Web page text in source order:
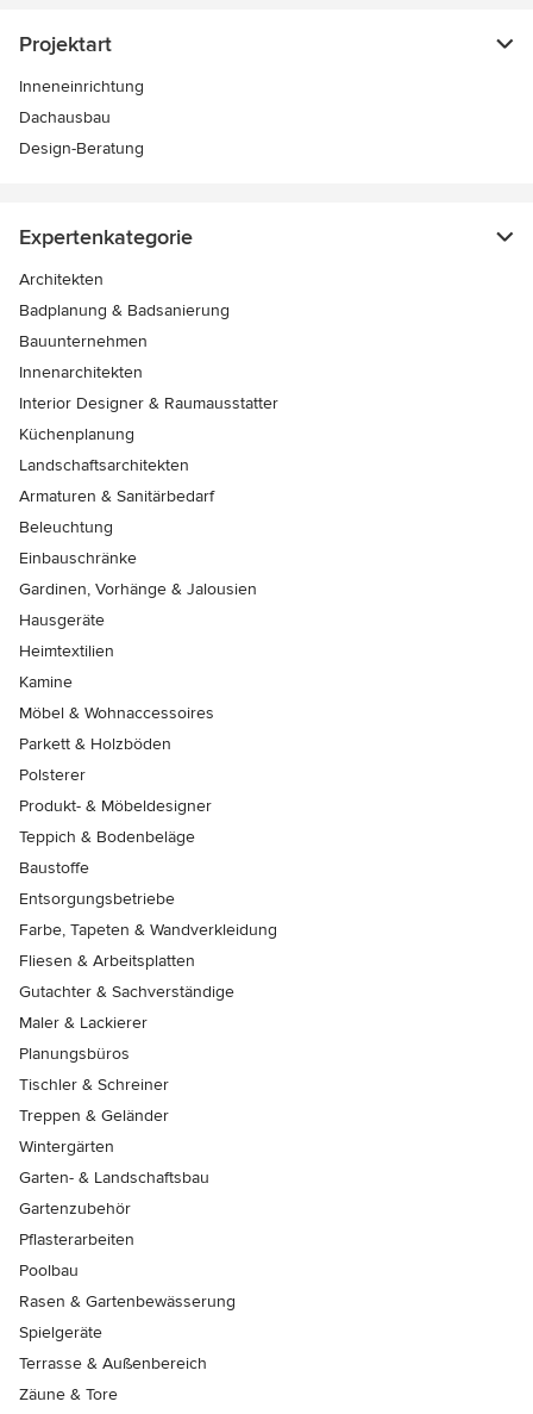
Projektart
Inneneinrichtung
Dachausbau
Design-Beratung
Expertenkategorie
Architekten
Badplanung & Badsanierung
Bauunternehmen
Innenarchitekten
Interior Designer & Raumausstatter
Küchenplanung
Landschaftsarchitekten
Armaturen & Sanitärbedarf
Beleuchtung
Einbauschränke
Gardinen, Vorhänge & Jalousien
Hausgeräte
Heimtextilien
Kamine
Möbel & Wohnaccessoires
Parkett & Holzböden
Polsterer
Produkt- & Möbeldesigner
Teppich & Bodenbeläge
Baustoffe
Entsorgungsbetriebe
Farbe, Tapeten & Wandverkleidung
Fliesen & Arbeitsplatten
Gutachter & Sachverständige
Maler & Lackierer
Planungsbüros
Tischler & Schreiner
Treppen & Geländer
Wintergärten
Garten- & Landschaftsbau
Gartenzubehör
Pflasterarbeiten
Poolbau
Rasen & Gartenbewässerung
Spielgeräte
Terrasse & Außenbereich
Zäune & Tore